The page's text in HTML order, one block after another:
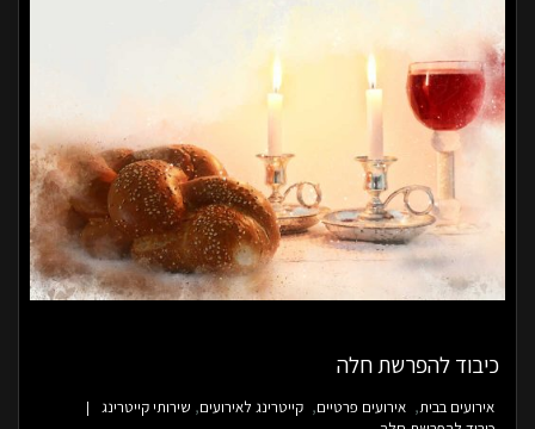
כיבוד להפרשת חלה
אירועים בבית אירועים פרטיים קייטרינג לאירועים שירותי קייטרינג